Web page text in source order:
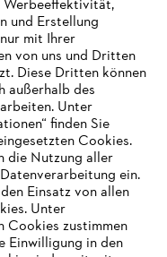
Werbeeffektivität,
und Erstellung
mit Ihrer
von uns und Dritten
Diese Dritten können
außerhalb des
Unter
finden Sie
Cookies.
die Nutzung aller
ein.
Einsatz von allen
Unter
Cookies zustimmen
Einwilligung in den